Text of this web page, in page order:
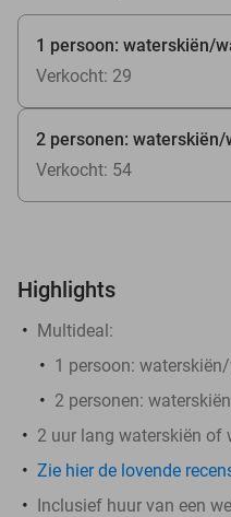
1 persoon: waterskiën/
Verkocht: 29
2 personen:
Verkocht: 54
Highlights
Multideal:
1 persoon:
2 personen:
2 uur lang waterskiën of
Zie hier de lovende
Inclusief huur van een